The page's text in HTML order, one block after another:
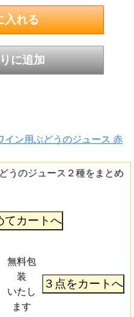
イン用ぶどうのジュース 赤
うのジュース２種をまとめ
無料包
装
いたし
ます